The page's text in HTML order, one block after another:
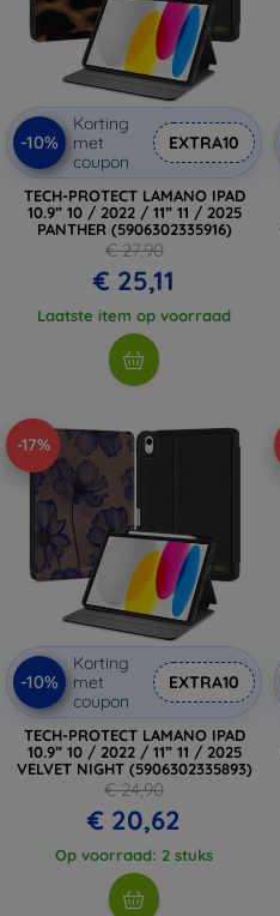
-10%
Korting
met
coupon
EXTRA10
TECH-PROTECT LAMANO IPAD
10.9” 10 / 2022 / 11” 11 / 2025
PANTHER (5906302335916)
€ 27,90
€ 25,11
Laatste item op voorraad
-17%
-10%
Korting
met
coupon
EXTRA10
TECH-PROTECT LAMANO IPAD
10.9” 10 / 2022 / 11” 11 / 2025
VELVET NIGHT (5906302335893)
€ 24,90
€ 20,62
Op voorraad: 2 stuks